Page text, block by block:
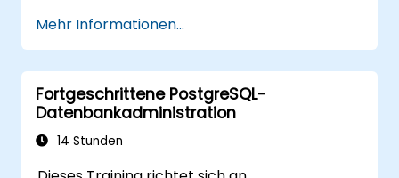
wiederherstellt.
Mehr Informationen...
Fortgeschrittene PostgreSQL-
Datenbankadministration
14 Stunden